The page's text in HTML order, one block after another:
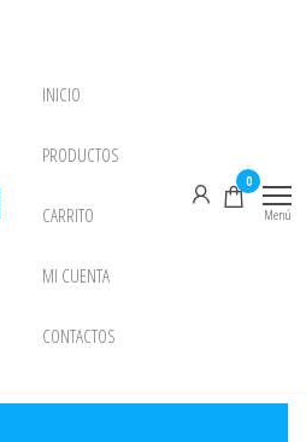
INICIO
PRODUCTOS
CARRITO
MI CUENTA
CONTACTOS
0
Menú